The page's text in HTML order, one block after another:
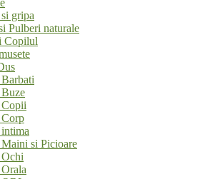
gripa
Pulberi naturale
Copilul
si Picioare